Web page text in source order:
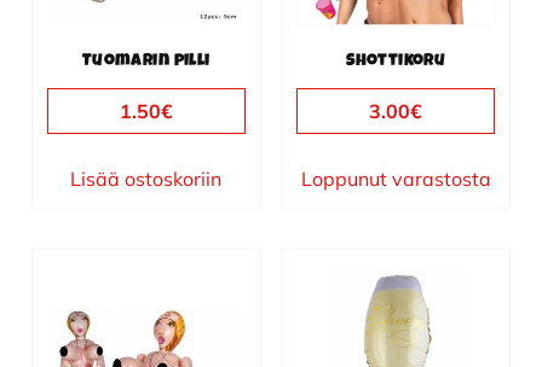
Tuomarin pilli
1.50€
Lisää ostoskoriin
Shottikoru
3.00€
Loppunut varastosta